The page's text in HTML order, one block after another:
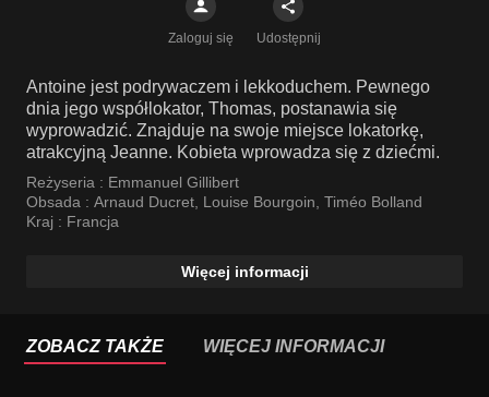
Zaloguj się Udostępnij
Antoine jest podrywaczem i lekkoduchem. Pewnego
dnia jego współlokator, Thomas, postanawia się
wyprowadzić. Znajduje na swoje miejsce lokatorkę,
atrakcyjną Jeanne. Kobieta wprowadza się z dziećmi.
Reżyseria : Emmanuel Gillibert
Obsada : Arnaud Ducret, Louise Bourgoin, Timéo Bolland
Kraj : Francja
Więcej informacji
ZOBACZ TAKŻE WIĘCEJ INFORMACJI